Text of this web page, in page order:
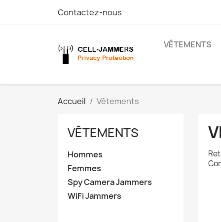
Contactez-nous
VÊTEMENTS
Accueil Vêtements
VÊTEMENTS
Hommes
Femmes
Spy Camera Jammers
WiFi Jammers